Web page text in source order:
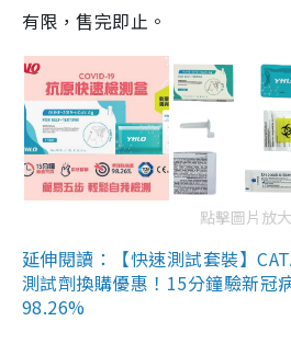
有限，售完即止。
點擊圖片放大
延伸閱讀：【快速測試套裝】
測試劑換購優惠！15分鐘驗新冠
98.26%